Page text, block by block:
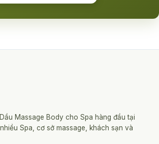
Massage Body cho Spa hàng đầu tại
Spa, cơ sở massage, khách sạn và